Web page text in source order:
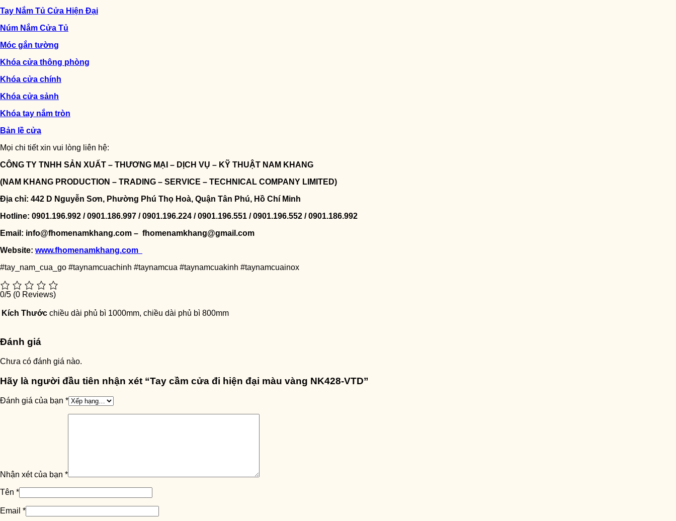
Tay Nắm Tủ Cửa Hiện Đại
Núm Nắm Cửa Tủ
Móc gắn tường
Khóa cửa thông phòng
Khóa cửa chính
Khóa cửa sảnh
Khóa tay nắm tròn
Bản lề cửa
Mọi chi tiết xin vui lòng liên hệ:
CÔNG TY TNHH SẢN XUẤT – THƯƠNG MẠI – DỊCH VỤ – KỸ THUẬT NAM KHANG
(NAM KHANG PRODUCTION – TRADING – SERVICE – TECHNICAL COMPANY LIMITED)
Địa chỉ: 442 D Nguyễn Sơn, Phường Phú Thọ Hoà, Quận Tân Phú, Hồ Chí Minh
Hotline: 0901.196.992 / 0901.186.997 / 0901.196.224 / 0901.196.551 / 0901.196.552 / 0901.186.992
Email: info@fhomenamkhang.com – fhomenamkhang@gmail.com
Website: www.fhomenamkhang.com
#tay_nam_cua_go #taynamcuachinh #taynamcua #taynamcuakinh #taynamcuainox
0/5 (0 Reviews)
Kích Thước chiều dài phủ bì 1000mm, chiều dài phủ bì 800mm
Đánh giá
Chưa có đánh giá nào.
Hãy là người đầu tiên nhận xét “Tay cầm cửa đi hiện đại màu vàng NK428-VTD”
Đánh giá của bạn *
Nhận xét của bạn *
Tên *
Email *